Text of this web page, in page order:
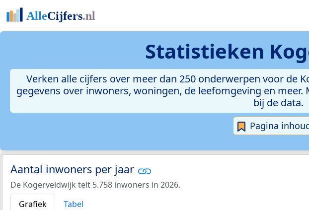
Statistieken
Verken alle cijfers over meer dan 250 onderwerpen voor de
gegevens over inwoners, woningen, de leefomgeving en
bij de data.
Pagina
Aantal inwoners per jaar
De Kogerveldwijk telt 5.758 inwoners in 2026.
Grafiek
Tabel